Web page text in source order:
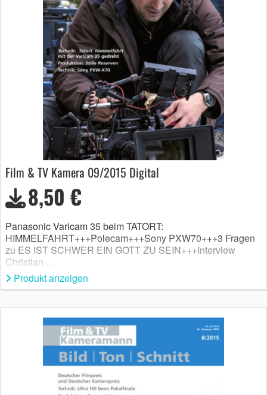
Film & TV Kamera 09/2015 Digital
8,50 €
Panasonic Varicam 35 beim TATORT:
HIMMELFAHRT+++Polecam+++Sony PXW70+++3 Fragen
zu ES IST SCHWER EIN GOTT ZU SEIN+++Interview
Christian …
Produkt anzeigen